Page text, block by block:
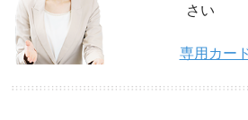
さい
専用カー